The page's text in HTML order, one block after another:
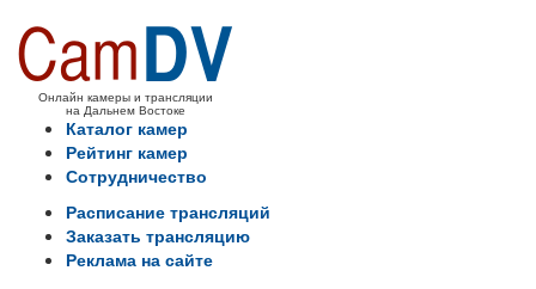
Онлайн камеры и трансляции
на Дальнем Востоке
Каталог камер
Рейтинг камер
Сотрудничество
Расписание трансляций
Заказать трансляцию
Реклама на сайте